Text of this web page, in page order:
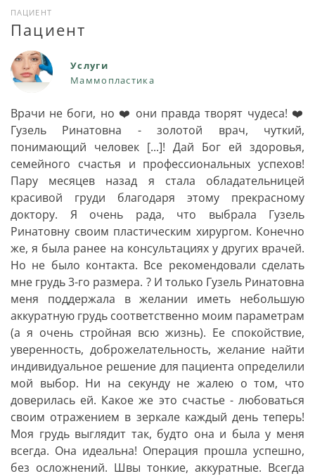
Услуги
Маммопластика
ПАЦИЕНТ
Пациент
Врачи не боги, но ❤️ они правда творят чудеса! ❤️
Гузель Ринатовна - золотой врач, чуткий,
понимающий человек [...]! Дай Бог ей здоровья,
семейного счастья и профессиональных успехов!
Пару месяцев назад я стала обладательницей
красивой груди благодаря этому прекрасному
доктору. Я очень рада, что выбрала Гузель
Ринатовну своим пластическим хирургом. Конечно
же, я была ранее на консультациях у других врачей.
Но не было контакта. Все рекомендовали сделать
мне грудь 3-го размера. ? И только Гузель Ринатовна
меня поддержала в желании иметь небольшую
аккуратную грудь соответственно моим параметрам
(а я очень стройная всю жизнь). Ее спокойствие,
уверенность, доброжелательность, желание найти
индивидуальное решение для пациента определили
мой выбор. Ни на секунду не жалею о том, что
доверилась ей. Какое же это счастье - любоваться
своим отражением в зеркале каждый день теперь!
Моя грудь выглядит так, будто она и была у меня
всегда. Она идеальна! Операция прошла успешно,
без осложнений. Швы тонкие, аккуратные. Всегда